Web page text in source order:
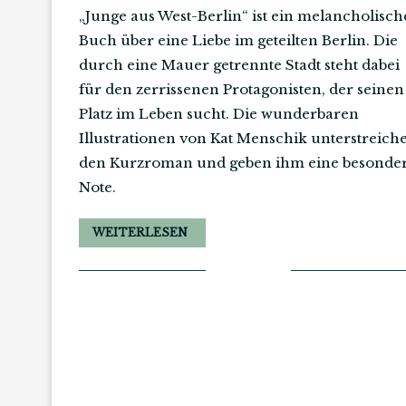
„Junge aus West-Berlin“ ist ein
Buch über eine Liebe im geteilten Berlin. Die
durch eine Mauer getrennte Stadt steht dabei
für den zerrissenen Protagonisten, der seinen
Platz im Leben sucht. Die wunderbaren
Illustrationen von Kat Menschik
den Kurzroman und geben ihm eine
Note.
WEITERLESEN